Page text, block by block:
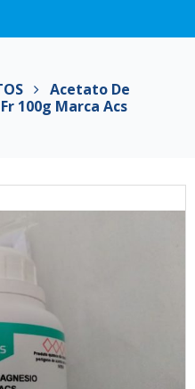
Acetato De
100g Marca Acs